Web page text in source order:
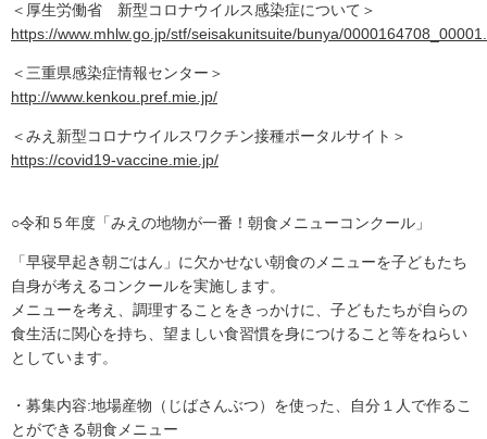
＜厚生労働省 新型コロナウイルス感染症について＞
https://www.mhlw.go.jp/stf/seisakunitsuite/bunya/
＜三重県感染症情報センター＞
http://www.kenkou.pref.mie.jp/
＜みえ新型コロナウイルスワクチン接種ポータルサイト＞
https://covid19-vaccine.mie.jp/
○令和５年度「みえの地物が一番！朝食メニューコンクール」
「早寝早起き朝ごはん」に欠かせない朝食のメニューを子どもたち
自身が考えるコンクールを実施します。
メニューを考え、調理することをきっかけに、子どもたちが自らの
食生活に関心を持ち、望ましい食習慣を身につけること等をねらい
としています。
・募集内容:地場産物（じばさんぶつ）を使った、自分１人で作るこ
とができる朝食メニュー